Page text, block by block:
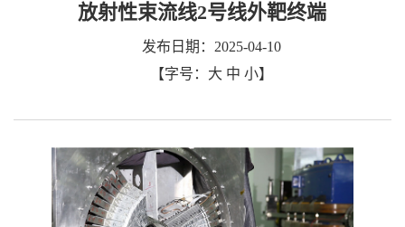
放射性束流线2号线外靶终端
发布日期：2025-04-10
【字号： 大 中 小】